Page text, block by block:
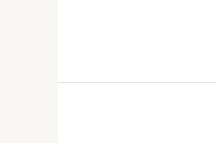
la